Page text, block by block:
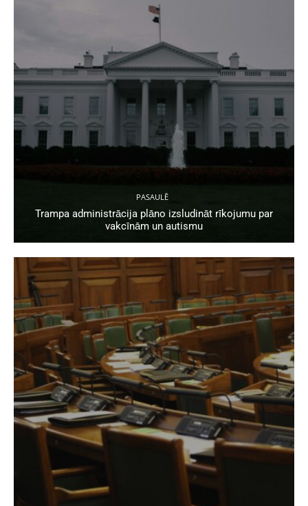
PASAULĒ
Trampa administrācija plāno izsludināt rīkojumu par
vakcīnām un autismu